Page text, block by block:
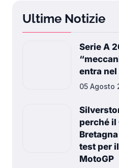
Ultime Notizie
Serie A
entra nel
05 Agosto
perché il
test per
MotoGP